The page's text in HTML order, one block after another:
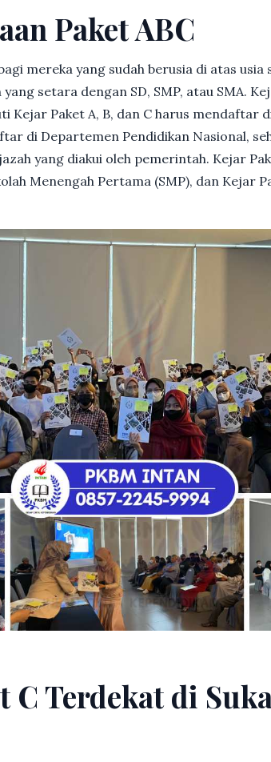
Paket ABC
mereka yang sudah berusia di atas
setara dengan SD, SMP, atau SMA.
Kejar Paket A, B, dan C harus mendaftar
di Departemen Pendidikan Nasional,
yang diakui oleh pemerintah. Kejar
Menengah Pertama (SMP), dan Kejar
C Terdekat di